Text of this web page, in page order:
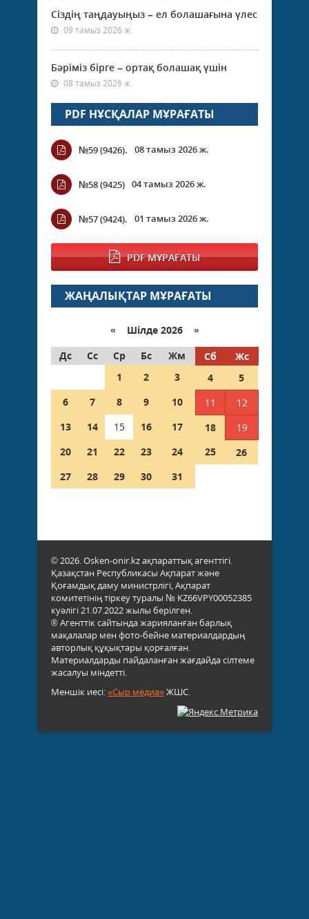
Сіздің таңдауыңыз – ел болашағына үлес
09 тамыз 2026 ж.
Бәріміз бірге – ортақ болашақ үшін
08 тамыз 2026 ж.
PDF НҰСҚАЛАР МҰРАҒАТЫ
№59 (9426). 08 тамыз 2026 ж.
№58 (9425) 04 тамыз 2026 ж.
№57 (9424). 01 тамыз 2026 ж.
PDF МҰРАҒАТЫ
ЖАҢАЛЫҚТАР МҰРАҒАТЫ
« Шілде 2026 »
Дс
Сс Ср Бс Жм Сб
Жс
1
2 3 4
5
6
7 8 9 10 11
12
13
14 15 16 17 18
19
20
21 22 23 24 25
26
27
28 29 30 31
© 2026. Osken-onir.kz ақпараттық агенттігі.
Қазақстан Республикасы Ақпарат және
Қоғамдық даму министрлігі, Ақпарат
комитетінің тіркеу туралы № KZ66VPY00052385
куәлігі 21.07.2022 жылы берілген.
® Агенттік сайтында жарияланған барлық
мақалалар мен фото-бейне материалдардың
авторлық құқықтары қорғалған.
Материалдарды пайдаланған жағдайда сілтеме
жасалуы міндетті.
Меншік иесі:«Сыр медиа»ЖШС.